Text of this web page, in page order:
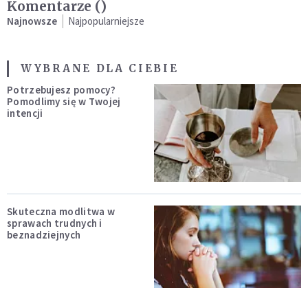
Komentarze ()
Najnowsze Najpopularniejsze
WYBRANE DLA CIEBIE
Potrzebujesz pomocy?
Pomodlimy się w Twojej
intencji
Skuteczna modlitwa w
sprawach trudnych i
beznadziejnych